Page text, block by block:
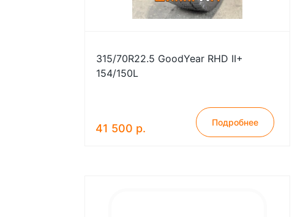
315/70R22.5 GoodYear RHD II+
154/150L
41 500 р. Подробнее